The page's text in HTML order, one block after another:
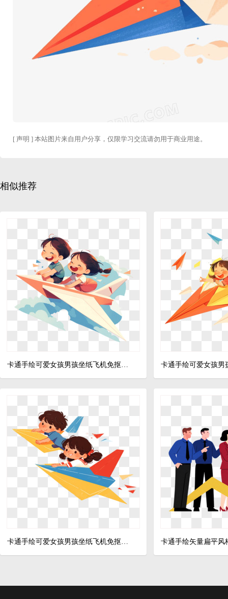
[ 声明 ] 本站图片来自用户分享，仅限学习交流请勿用于商业用途。
相似推荐
卡通手绘可爱女孩男孩坐纸飞机免抠元素
卡通手绘可爱女孩男孩坐纸飞机免抠元素